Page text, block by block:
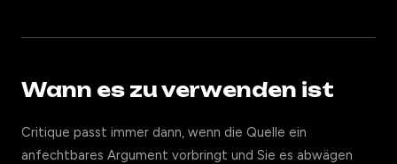
Wann es zu verwenden ist
Critique passt immer dann, wenn die Quelle ein
anfechtbares Argument vorbringt und Sie es abwägen